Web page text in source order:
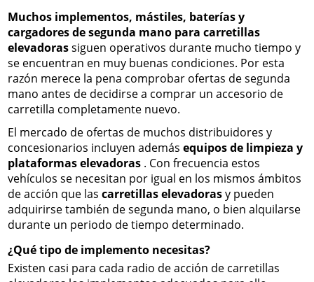
Muchos implementos, mástiles, baterías y
cargadores de segunda mano para carretillas
elevadorassiguen operativos durante mucho tiempo y
se encuentran en muy buenas condiciones. Por esta
razón merece la pena comprobar ofertas de segunda
mano antes de decidirse a comprar un accesorio de
carretilla completamente nuevo.
El mercado de ofertas de muchos distribuidores y
concesionarios incluyen además equipos de limpieza y
plataformas elevadoras . Con frecuencia estos
vehículos se necesitan por igual en los mismos ámbitos
de acción que las carretillas elevadorasy pueden
adquirirse también de segunda mano, o bien alquilarse
durante un periodo de tiempo determinado.
¿Qué tipo de implemento necesitas?
Existen casi para cada radio de acción de carretillas